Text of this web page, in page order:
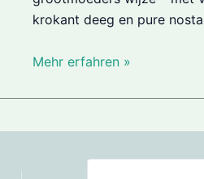
krokant deeg en pure
Mehr erfahren »